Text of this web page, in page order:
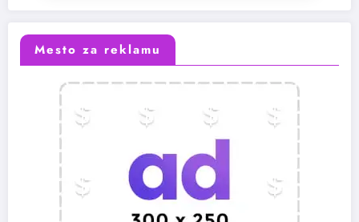
Mesto za reklamu